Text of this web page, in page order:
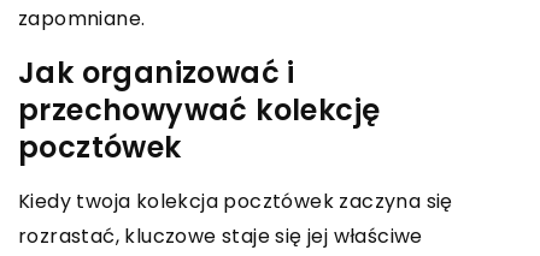
zapomniane.
Jak organizować i
przechowywać kolekcję
pocztówek
Kiedy twoja kolekcja pocztówek zaczyna się
rozrastać, kluczowe staje się jej właściwe